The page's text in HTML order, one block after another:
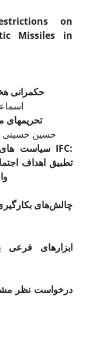
on
Missiles in
حکمرانی
«
حسین حسینی
سیاست های سرمایه گذاری و ساختار حقوقی IFC:
تطبیق اهداف
چالش‌های
ابزارهای
درخواست نظر